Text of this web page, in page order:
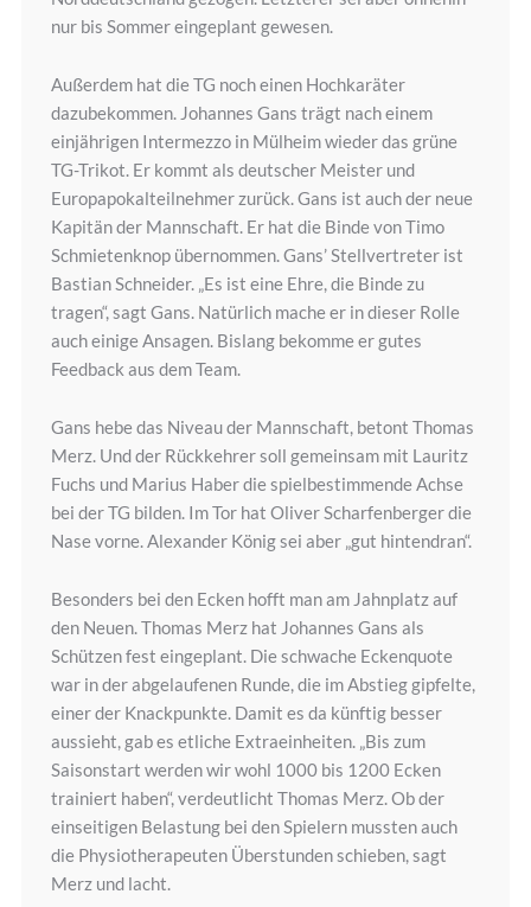
nur bis Sommer eingeplant gewesen.
Außerdem hat die TG noch einen Hochkaräter
dazubekommen. Johannes Gans trägt nach einem
einjährigen Intermezzo in Mülheim wieder das grüne
TG-Trikot. Er kommt als deutscher Meister und
Europapokalteilnehmer zurück. Gans ist auch der neue
Kapitän der Mannschaft. Er hat die Binde von Timo
Schmietenknop übernommen. Gans’ Stellvertreter ist
Bastian Schneider. „Es ist eine Ehre, die Binde zu
tragen“, sagt Gans. Natürlich mache er in dieser Rolle
auch einige Ansagen. Bislang bekomme er gutes
Feedback aus dem Team.
Gans hebe das Niveau der Mannschaft, betont Thomas
Merz. Und der Rückkehrer soll gemeinsam mit Lauritz
Fuchs und Marius Haber die spielbestimmende Achse
bei der TG bilden. Im Tor hat Oliver Scharfenberger die
Nase vorne. Alexander König sei aber „gut hintendran“.
Besonders bei den Ecken hofft man am Jahnplatz auf
den Neuen. Thomas Merz hat Johannes Gans als
Schützen fest eingeplant. Die schwache Eckenquote
war in der abgelaufenen Runde, die im Abstieg gipfelte,
einer der Knackpunkte. Damit es da künftig besser
aussieht, gab es etliche Extraeinheiten. „Bis zum
Saisonstart werden wir wohl 1000 bis 1200 Ecken
trainiert haben“, verdeutlicht Thomas Merz. Ob der
einseitigen Belastung bei den Spielern mussten auch
die Physiotherapeuten Überstunden schieben, sagt
Merz und lacht.